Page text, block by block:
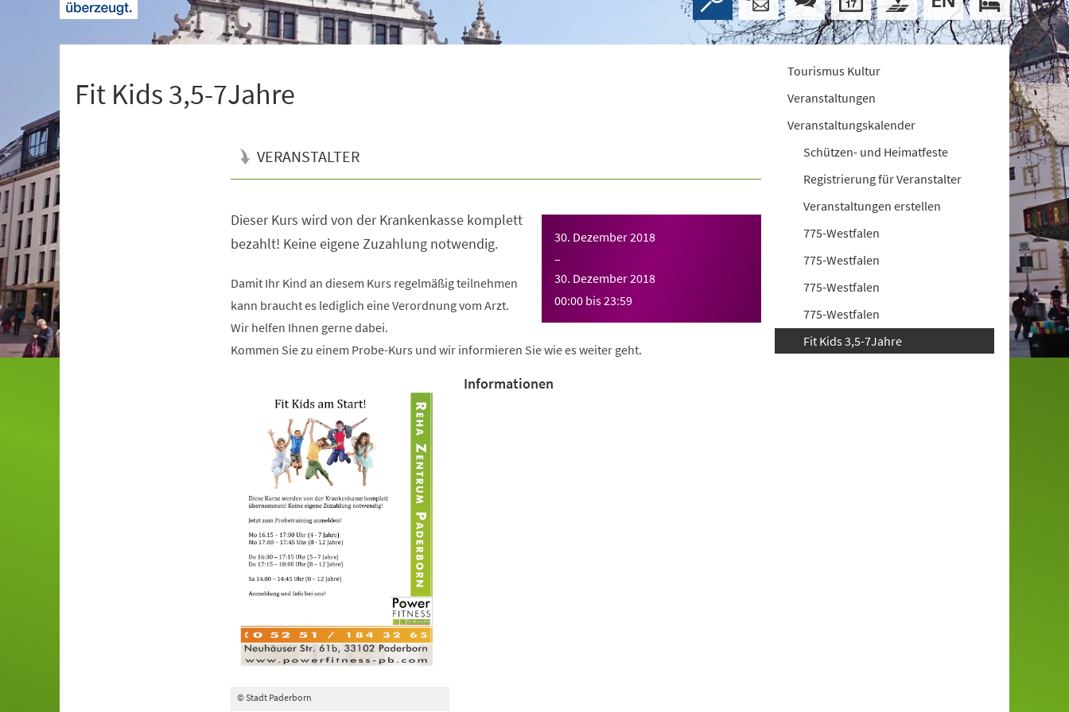
Fit Kids 3,5-7Jahre
VERANSTALTER
30. Dezember 2018
–
30. Dezember 2018
00:00 bis23:59
Dieser Kurs wird von der Krankenkasse komplett
bezahlt! Keine eigene Zuzahlung notwendig.
Damit Ihr Kind an diesem Kurs regelmäßig teilnehmen
kann braucht es lediglich eine Verordnung vom Arzt.
Wir helfen Ihnen gerne dabei.
Kommen Sie zu einem Probe-Kurs und wir informieren Sie wie es weiter geht.
© Stadt Paderborn
Informationen
Tourismus Kultur
Veranstaltungen
Veranstaltungskalender
Schützen- und Heimatfeste
Registrierung für Veranstalter
Veranstaltungen erstellen
775-Westfalen
775-Westfalen
775-Westfalen
775-Westfalen
Fit Kids 3,5-7Jahre